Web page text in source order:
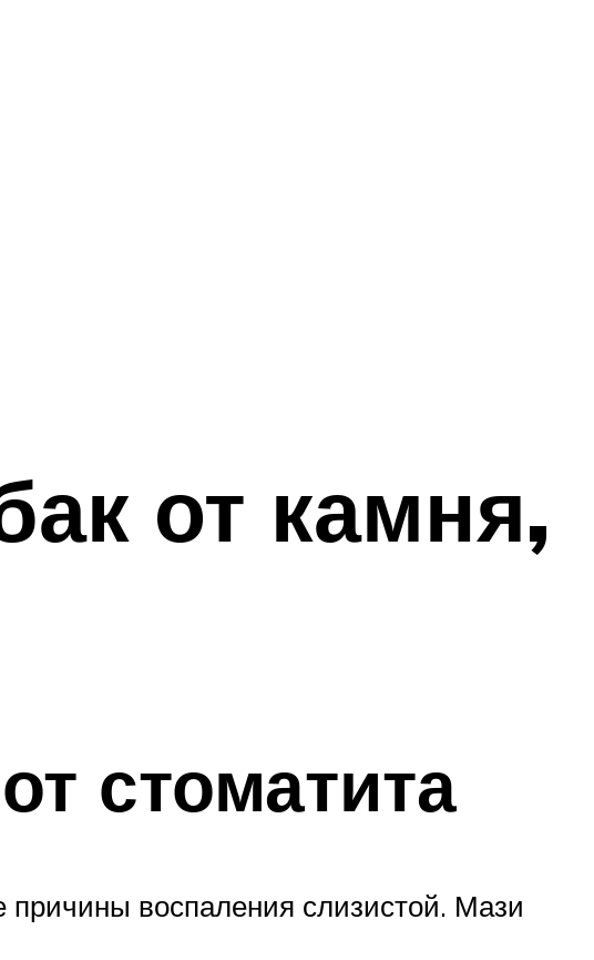
от камня,
стоматита
воспаления слизистой. Мази